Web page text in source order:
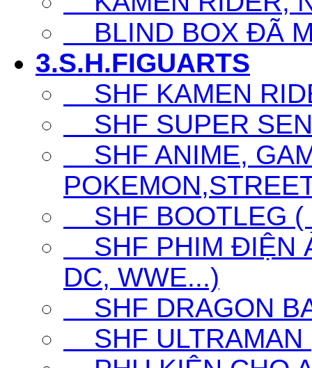
BLIND BOX ĐÃ
3.S.H.FIGUARTS
SHF KAMEN
SHF SUPER
SHF ANIME,
SHF BOOTLEG (
SHF PHIM ĐIỆN
DC, WWE...)
SHF DRAGON
SHF ULTRAMAN